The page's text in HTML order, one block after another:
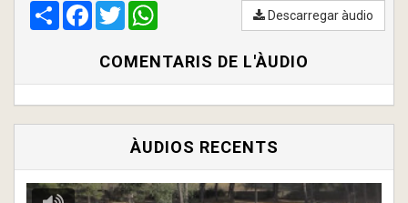
00:00/ 00:00
CompartirFacebook
Twitter Descarregar àudio
COMENTARIS DE L'ÀUDIO
ÀUDIOS RECENTS